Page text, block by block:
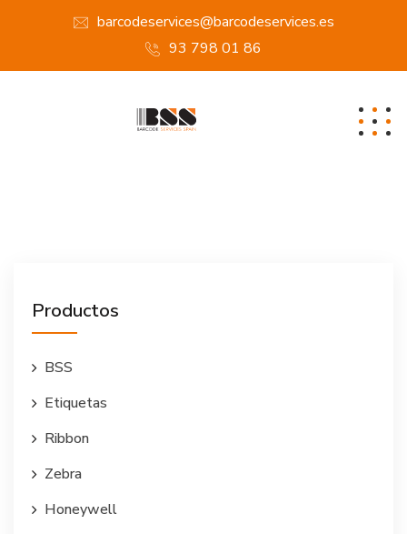
barcodeservices@barcodeservices.es
93 798 01 86
Productos
BSS
Etiquetas
Ribbon
Zebra
Honeywell